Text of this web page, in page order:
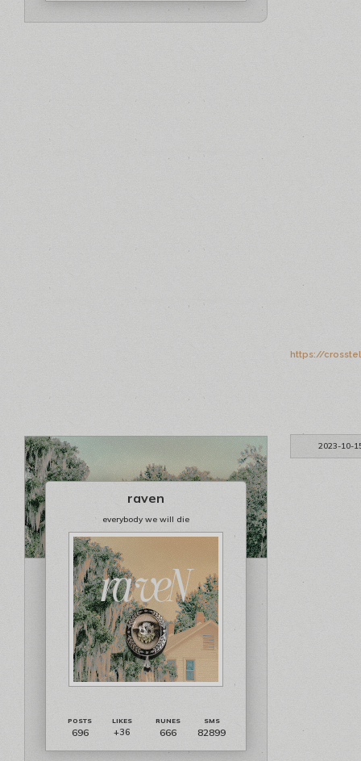
https://
2023-10-
raven
everybody we will die
696 +36 666 82899